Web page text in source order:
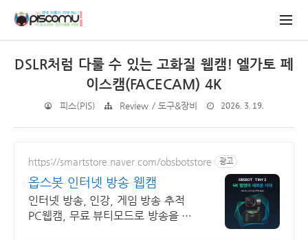
DSLR처럼 다룰 수 있는 고화질 웹캠! 엘가토 페
이스캠(FACECAM) 4K
피스(PIS) Review / 도구&장비 2026. 3. 19.
https://smartstore.naver.com/obsbotstore 광고
옵스봇 인터넷 방송 웹캠
인터넷 방송, 인강, 게임 방송 추적
PC웹캠, 무료 뷰티모드로 방송을 더